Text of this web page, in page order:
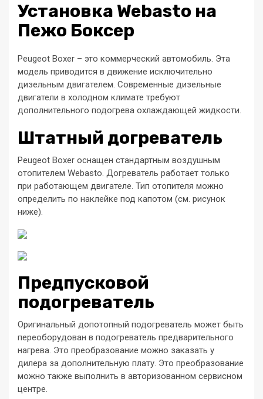
Установка Webasto на
Пежо Боксер
Peugeot Boxer – это коммерческий автомобиль. Эта
модель приводится в движение исключительно
дизельным двигателем. Современные дизельные
двигатели в холодном климате требуют
дополнительного подогрева охлаждающей жидкости.
Штатный догреватель
Peugeot Boxer оснащен стандартным воздушным
отопителем Webasto. Догреватель работает только
при работающем двигателе. Тип отопителя можно
определить по наклейке под капотом (см. рисунок
ниже).
Предпусковой
подогреватель
Оригинальный допотопный подогреватель может быть
переоборудован в подогреватель предварительного
нагрева. Это преобразование можно заказать у
дилера за дополнительную плату. Это преобразование
можно также выполнить в авторизованном сервисном
центре.